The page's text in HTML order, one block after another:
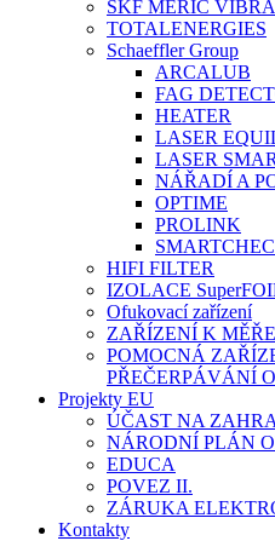
SKF MĚŘIČ
TOTALENERGIES
Schaeffler Group
ARCALUB
FAG
HEATER
LASER
LASER
NÁŘADÍ A
OPTIME
PROLINK
HIFI FILTER
IZOLACE
Ofukovací zařízení
ZAŘÍZENÍ K
POMOCNÁ
PŘEČERPÁVÁNÍ
Projekty EU
ÚČAST NA
NÁRODNÍ PLÁN
EDUCA
POVEZ II.
ZÁRUKA
Kontakty